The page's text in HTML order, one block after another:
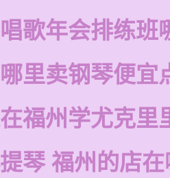
歌年会排练班
里卖钢琴便宜
福州学尤克里
琴 福州的店